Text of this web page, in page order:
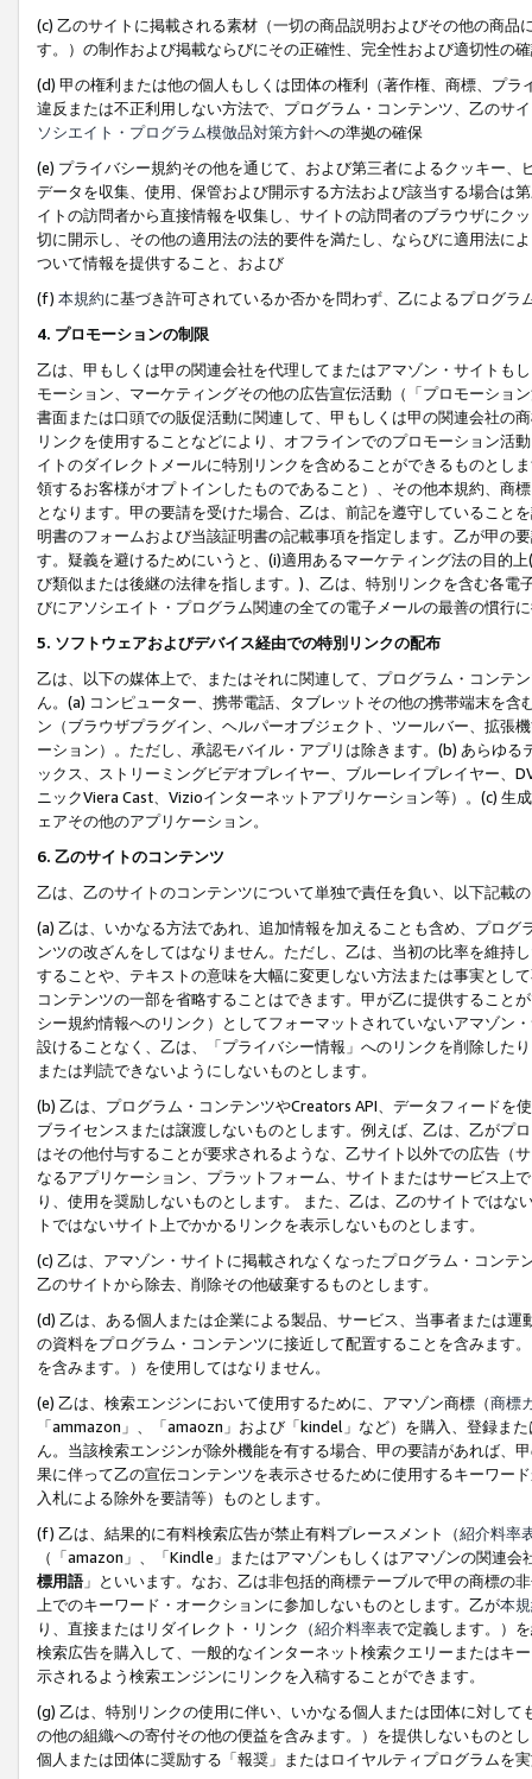
(c) 乙のサイトに掲載される素材（一切の商品説明およびその他の商
す。）の制作および掲載ならびにその正確性、完全性および適切性の
(d) 甲の権利または他の個人もしくは団体の権利（著作権、商標、プ
違反または不正利用しない方法で、プログラム・コンテンツ、乙のサ
ソシエイト・プログラム模倣品対策方針への準拠の確保
(e) プライバシー規約その他を通じて、および第三者によるクッキー
データを収集、使用、保管および開示する方法および該当する場合は
イトの訪問者から直接情報を収集し、サイトの訪問者のブラウザにク
切に開示し、その他の適用法の法的要件を満たし、ならびに適用法に
ついて情報を提供すること、および
(f) 本規約に基づき許可されているか否かを問わず、乙によるプログ
4. プロモーションの制限
乙は、甲もしくは甲の関連会社を代理してまたはアマゾン・サイトも
モーション、マーケティングその他の広告宣伝活動（「プロモーショ
書面または口頭での販促活動に関連して、甲もしくは甲の関連会社の
リンクを使用することなどにより、オフラインでのプロモーション活
イトのダイレクトメールに特別リンクを含めることができるものとし
領するお客様がオプトインしたものであること）、その他本規約、商
となります。甲の要請を受けた場合、乙は、前記を遵守していること
明書のフォームおよび当該証明書の記載事項を指定します。乙が甲の
す。疑義を避けるためにいうと、(i)適用あるマーケティング法の目的
び類似または後継の法律を指します。)、乙は、特別リンクを含む各
びにアソシエイト・プログラム関連の全ての電子メールの最善の慣行
5. ソフトウェアおよびデバイス経由での特別リンクの配布
乙は、以下の媒体上で、またはそれに関連して、プログラム・コンテ
ん。(a) コンピューター、携帯電話、タブレットその他の携帯端末を
ン（ブラウザプラグイン、ヘルパーオブジェクト、ツールバー、拡張
ーション）。ただし、承認モバイル・アプリは除きます。(b) あらゆ
ックス、ストリーミングビデオプレイヤー、ブルーレイプレイヤー、
ニックViera Cast、Vizioインターネットアプリケーション等）。(c)
ェアその他のアプリケーション。
6. 乙のサイトのコンテンツ
乙は、乙のサイトのコンテンツについて単独で責任を負い、以下記載
(a) 乙は、いかなる方法であれ、追加情報を加えることも含め、プロ
ンツの改ざんをしてはなりません。ただし、乙は、当初の比率を維持
することや、テキストの意味を大幅に変更しない方法または事実とし
コンテンツの一部を省略することはできます。甲が乙に提供すること
シー規約情報へのリンク）としてフォーマットされていないアマゾン
設けることなく、乙は、「プライバシー情報」へのリンクを削除した
または判読できないようにしないものとします。
(b) 乙は、プログラム・コンテンツやCreators API、データフィード
ブライセンスまたは譲渡しないものとします。例えば、乙は、乙がプ
はその他付与することが要求されるような、乙サイト以外での広告（
なるアプリケーション、プラットフォーム、サイトまたはサービス上
り、使用を奨励しないものとします。 また、乙は、乙のサイトでは
トではないサイト上でかかるリンクを表示しないものとします。
(c) 乙は、アマゾン・サイトに掲載されなくなったプログラム・コン
乙のサイトから除去、削除その他破棄するものとします。
(d) 乙は、ある個人または企業による製品、サービス、当事者または
の資料をプログラム・コンテンツに接近して配置することを含みます
を含みます。）を使用してはなりません。
(e) 乙は、検索エンジンにおいて使用するために、アマゾン商標（商標
「ammazon」、「amaozn」および「kindel」など）を購入、登録ま
ん。当該検索エンジンが除外機能を有する場合、甲の要請があれば、
果に伴って乙の宣伝コンテンツを表示させるために使用するキーワー
入札による除外を要請等）ものとします。
(f) 乙は、結果的に有料検索広告が禁止有料プレースメント（紹介料率
（「amazon」、「Kindle」またはアマゾンもしくはアマゾンの関連
標用語」といいます。なお、乙は非包括的商標テーブルで甲の商標の
上でのキーワード・オークションに参加しないものとします。乙が本
り、直接またはリダイレクト・リンク（紹介料率表で定義します。）
検索広告を購入して、一般的なインターネット検索クエリーまたはキ
示されるよう検索エンジンにリンクを入稿することができます。
(g) 乙は、特別リンクの使用に伴い、いかなる個人または団体に対し
の他の組織への寄付その他の便益を含みます。）を提供しないものと
個人または団体に奨励する「報奨」またはロイヤルティプログラムを